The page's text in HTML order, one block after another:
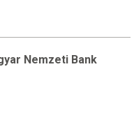
Nemzeti Bank